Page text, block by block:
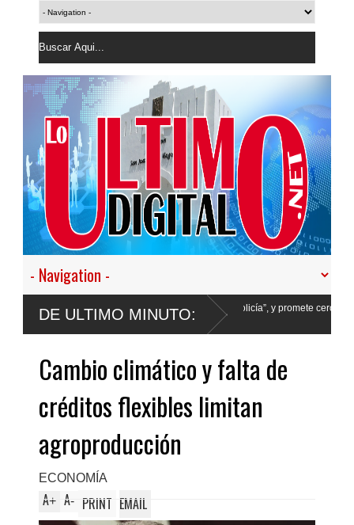
DE ULTIMO MINUTO:
nuestro empeño de transformar la Policía”, y promete cero impunidad ante
Cambio climático y falta de
créditos flexibles limitan
agroproducción
ECONOMÍA
A+ A- PRINT EMAIL